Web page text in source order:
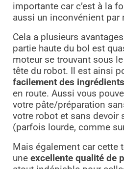
importante car c’est à la
aussi un inconvénient par
Cela a plusieurs
partie haute du bol est
moteur se trouvant sous
tête du robot. Il est ainsi
facilement des ingrédients
en route. Aussi vous
votre pâte/préparation
votre robot et sans devoir
(parfois lourde, comme
Mais également car cette
une excellente qualité de